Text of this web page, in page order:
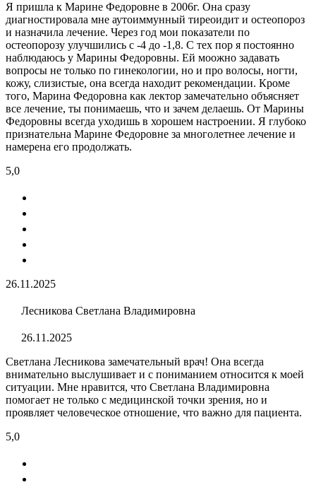
Я пришла к Марине Федоровне в 2006г. Она сразу
диагностировала мне аутоиммунный тиреоидит и остеопороз
и назначила лечение. Через год мои показатели по
остеопорозу улучшились с -4 до -1,8. С тех пор я постоянно
наблюдаюсь у Марины Федоровны. Ей моожно задавать
вопросы не только по гинекологии, но и про волосы, ногти,
кожу, слизистые, она всегда находит рекомендации. Кроме
того, Марина Федоровна как лектор замечательно объясняет
все лечение, ты понимаешь, что и зачем делаешь. От Марины
Федоровны всегда уходишь в хорошем настроении. Я глубоко
признательна Марине Федоровне за многолетнее лечение и
намерена его продолжать.
5,0
26.11.2025
Лесникова Светлана Владимировна
26.11.2025
Светлана Лесникова замечательный врач! Она всегда
внимательно выслушивает и с пониманием относится к моей
ситуации. Мне нравится, что Светлана Владимировна
помогает не только с медицинской точки зрения, но и
проявляет человеческое отношение, что важно для пациента.
5,0